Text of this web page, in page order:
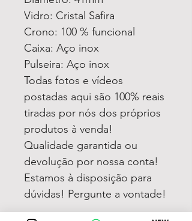
Vidro: Cristal Safira
Crono: 100 % funcional
Caixa: Aço inox
Pulseira: Aço inox
Todas fotos e vídeos
postadas aqui são 100% reais
tiradas por nós dos próprios
produtos à venda!
Qualidade garantida ou
devolução por nossa conta!
Estamos à disposição para
dúvidas! Pergunte a vontade!